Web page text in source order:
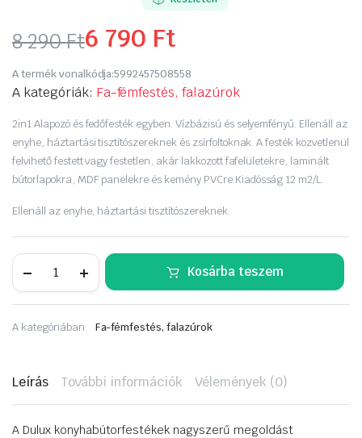
8 290Ft
Original
price
was:
8
290 Ft.
6 790 Ft
Current
price
is:
6
790 Ft.
A termék vonalkódja:5992457508558
A kategóriák: Fa-fémfestés, falazúrok
2in1 Alapozó és fedőfesték egyben. Vízbázisú és selyemfényű. Ellenáll az
enyhe, háztartási tisztítószereknek és zsírfoltoknak. A festék közvetlenül
felvihető festett vagy festetlen, akár lakkozott fafelü­letekre, laminált
bútorlapokra, MDF panelekre és kemény PVC­re.Kiadósság 12 m2/L.
Ellenáll az enyhe, háztartási tisztítószereknek.
konyhabútorfesték
L.
porcelán
Kosárba teszem
A kategóriában: Fa-fémfestés, falazúrok
Leírás További információk Vélemények (0)
A Dulux konyhabútorfestékek nagyszerű megoldást